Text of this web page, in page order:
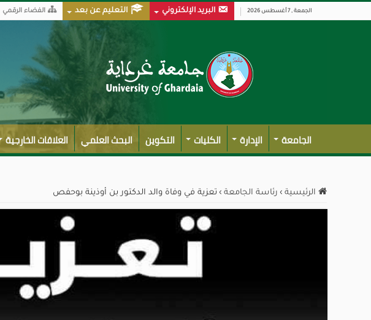
الجمعة , 7 أغسطس 2026 البريد الإلكتروني التعليم عن بعد الفضاء الرقمي
الجامعة الإدارة الكليات التكوين البحث العلمي العلاقات الخارجية
الرئيسية › رئاسة الجامعة › تعزية في وفاة والد الدكتور بن أوذينة بوحفص